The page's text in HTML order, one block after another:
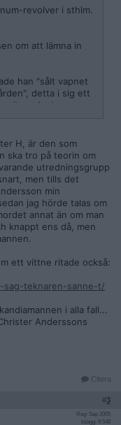
revolver i sthlm.
om att lämna in
han "sålt vapnet
detta i sig ett
medveten om.
gärningsmannen.
experten på GMP
när regeringen
fick börsen att
inget jobb. Sa
sa han var
15 min. att
vid varje årsdag
"stirrande blick"
H, är den som
ska tro på teorin om
utredningsgrupp
men tills det
min
jag hörde talas om
annat än om man
knappt ens då, men
ett vittne ritade också:
sag-teknaren-sanne-t/
i alla fall...
Anderssons
Citera
#3
Reg: Sep 2005
Inlägg: 9 548